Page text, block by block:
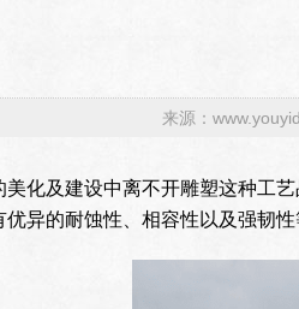
来源：
美化及建设中离不开雕塑这种工
优异的耐蚀性、相容性以及强韧